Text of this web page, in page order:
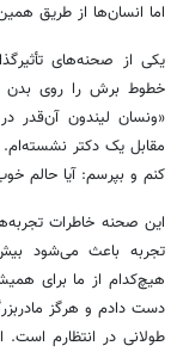
اما انسان‌ها از طریق
یکی از صحنه‌های
خطوط برش را روی بدن
«ونسان لیندون آن‌قدر
مقابل یک دکتر
کنم و بپرسم: آیا حالم
این صحنه خاطرات
تجربه باعث می‌شود
هیچ‌کدام از ما برای
دست دادم و هرگز
طولانی در انتظارم